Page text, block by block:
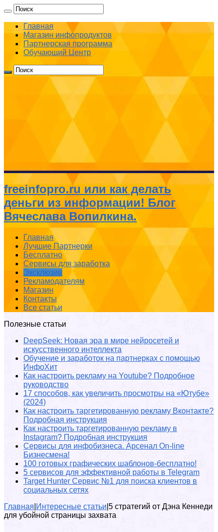
Главная
Магазин инфопродуктов
Партнерская программа
Обучающий Центр
freeinfopro.ru или как делать
деньги из информации! Блог
Вячеслава Вопилкина.
Главная
Лучшие Партнерки
Бесплатно
Сервисы для заработка
Эксклюзив
Рекламодателям
Магазин
Контакты
Все статьи
Полезные статьи
DeepSeek: Новая эра в мире нейросетей и
искусственного интеллекта
Обучение и заработок на партнерках с помощью
ИнфоХит
Как настроить рекламу на Youtube? Подробное
руководство
17 способов, как увеличить просмотры на «Ютубе»
(2024)
Как настроить таргетированную рекламу Вконтакте?
Подробная инструкция
Как настроить таргетированную рекламу в
Instagram? Подробная инструкция
Сервисы для инфобизнеса. Арсенал On-line
Бизнесмена!
100 готовых графических шаблонов-бесплатно!
5 сервисов для эффективной работы в Telegram
Target Hunter Сервис №1 для поиска клиентов в
социальных сетях
Главная Интересные статьи 5 стратегий от Дэна Кеннеди
для убойной страницы захвата